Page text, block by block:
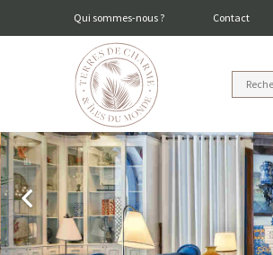
Qui sommes-nous ? Contact